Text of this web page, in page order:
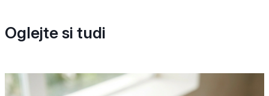
Oglejte si tudi